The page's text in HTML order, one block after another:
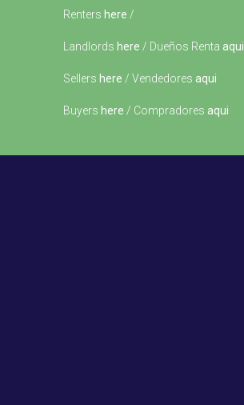
Renters here /
Landlords here / Dueños Renta aqui
Sellers here / Vendedores aqui
Buyers here / Compradores aqui